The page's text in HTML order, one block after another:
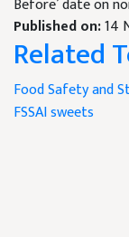
Before’ date on
Published on:14
Related
Food Safety and
FSSAIsweets